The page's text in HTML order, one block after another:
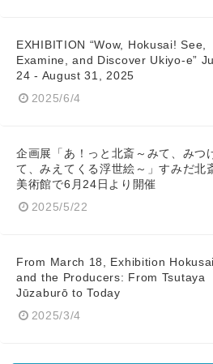
EXHIBITION “Wow, Hokusai! See,
Examine, and Discover Ukiyo-e”
24 - August 31, 2025
2025/6/4
企画展「あ！っと北斎～みて、みつ
て、みえてくる浮世絵～」すみだ北
美術館で6月24日より開催
2025/5/22
From March 18, Exhibition Hokusai
and the Producers: From Tsutaya
Jūzaburō to Today
2025/3/4